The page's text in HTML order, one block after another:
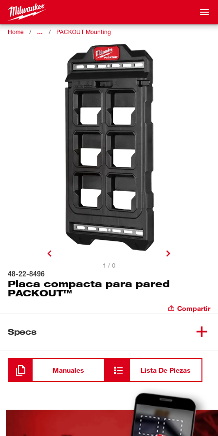
Home … PACKOUT Mounting
1 / 0
48-22-8496
Placa compacta para pared
PACKOUT™
Compartir
Specs
Cargando
Manuales Lista De Piezas